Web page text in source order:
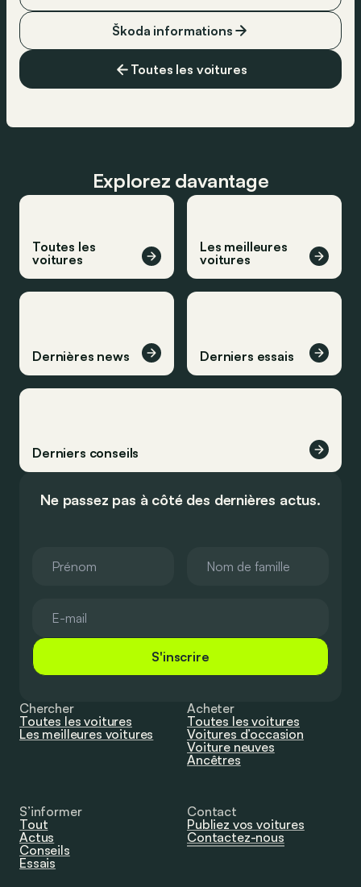
Toutes les voitures
Škoda informations
Explorez davantage
Toutes les
voitures
Les meilleures
voitures
Dernières news Derniers essais
Derniers conseils
Ne passez pas à côté des dernières actus.
S'inscrire
Chercher
Toutes les voitures
Les meilleures voitures
Acheter
Toutes les voitures
Voitures d’occasion
Voiture neuves
Ancêtres
S’informer
Tout
Actus
Conseils
Essais
Contact
Publiez vos voitures
Contactez-nous